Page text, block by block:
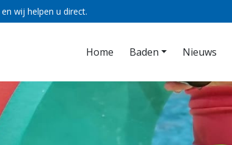
en wij helpen u direct.
Home Baden Nieuws